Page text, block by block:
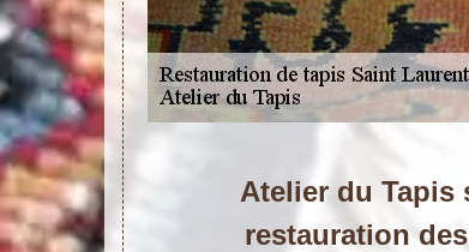
Atelier du Tapis
restauration